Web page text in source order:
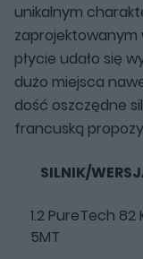
unikalnym
zaprojektowanym
płycie udało się
dużo miejsca
dość oszczędne
francuską
SILNIK/
1.2 PureTech 82
5MT